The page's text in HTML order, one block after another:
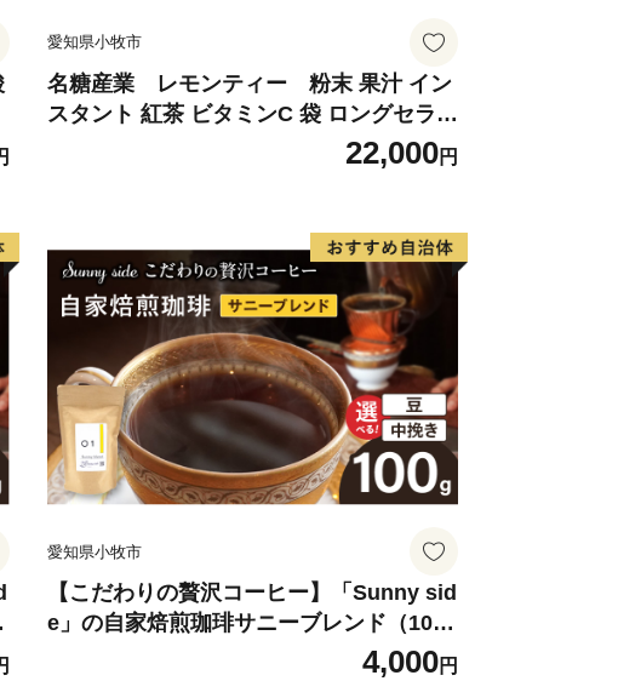
式会社ローカルがおこなっております。
当社がご対応いたします。
け先・お届け時期等についての問合せ先】
cal.co.jp
愛知県小牧市
名糖産業 レモンティー 粉末 果汁 イン
スタント 紅茶 ビタミンC 袋 ロングセラー
粉末飲料 粉末茶 簡単 手軽 ホット アイス
22,000円
愛知県小牧市
【こだわりの贅沢コーヒー】「Sunny sid
e」の自家焙煎珈琲サニーブレンド（100
4,000円